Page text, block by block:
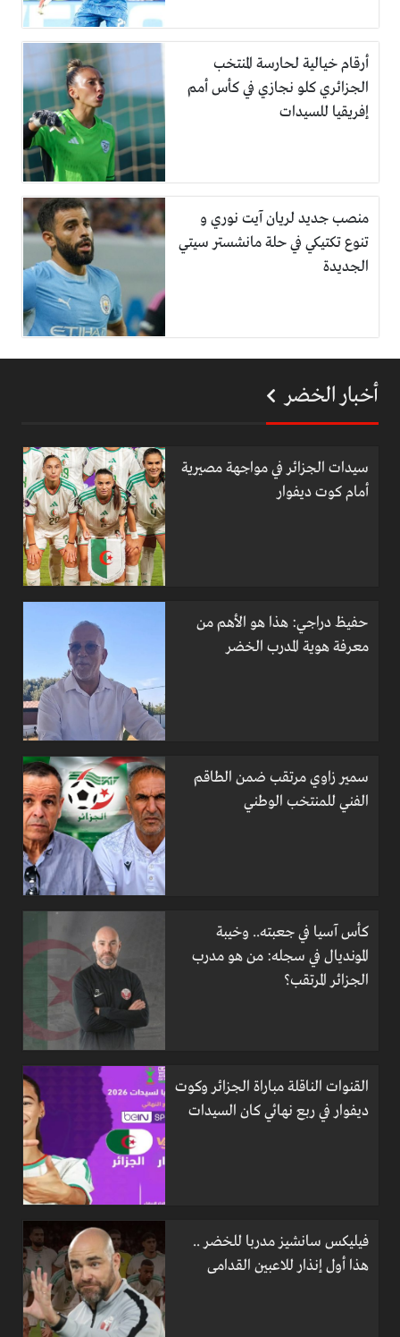
أرقام خيالية لحارسة المنتخب
الجزائري كلو نجازي في كأس أمم
إفريقيا للسيدات
منصب جديد لريان آيت نوري و
تنوع تكتيكي في حلة مانشستر سيتي
الجديدة
أخبار الخضر
سيدات الجزائر في مواجهة مصيرية
أمام كوت ديفوار
حفيظ دراجي: هذا هو الأهم من
معرفة هوية المدرب الخضر
سمير زاوي مرتقب ضمن الطاقم
الفني للمنتخب الوطني
كأس آسيا في جعبته.. وخيبة
المونديال في سجله: من هو مدرب
الجزائر المرتقب؟
القنوات الناقلة مباراة الجزائر وكوت
ديفوار في ربع نهائي كان السيدات
فيليكس سانشيز مدربا للخضر ..
هذا أول إنذار للاعبين القدامى